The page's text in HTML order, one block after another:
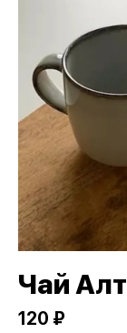
Чай
120 ₽